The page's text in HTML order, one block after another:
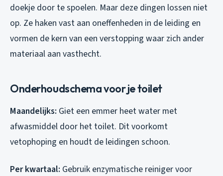
doekje door te spoelen. Maar deze dingen lossen niet
op. Ze haken vast aan oneffenheden in de leiding en
vormen de kern van een verstopping waar zich ander
materiaal aan vasthecht.
Onderhoudschema voor je toilet
Maandelijks: Giet een emmer heet water met
afwasmiddel door het toilet. Dit voorkomt
vetophoping en houdt de leidingen schoon.
Per kwartaal: Gebruik enzymatische reiniger voor